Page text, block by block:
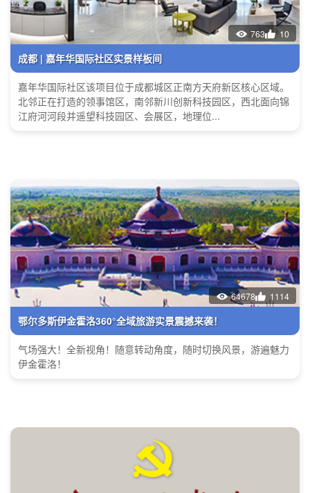
763 10
成都 | 嘉年华国际社区实景样板间
嘉年华国际社区该项目位于成都城区正南方天府新区核心区域。
北邻正在打造的领事馆区，南邻新川创新科技园区，西北面向锦
江府河河段并遥望科技园区、会展区，地理位...
64678 1114
鄂尔多斯伊金霍洛360°全域旅游实景震撼来袭！
气场强大！全新视角！随意转动角度，随时切换风景，游遍魅力
伊金霍洛！